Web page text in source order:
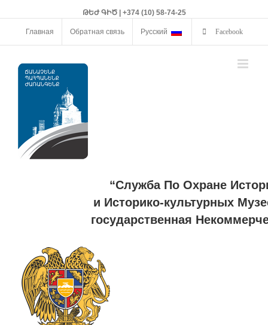
ԹԵԺ ԳԻԾ | +374 (10) 58-74-25
Главная Обратная связь Русский Facebook
“Служба По Охране
и Историко-культурных
государственная